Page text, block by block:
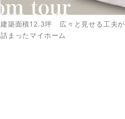
建築面積12.3坪 広々と見せる工夫が
詰まったマイホーム